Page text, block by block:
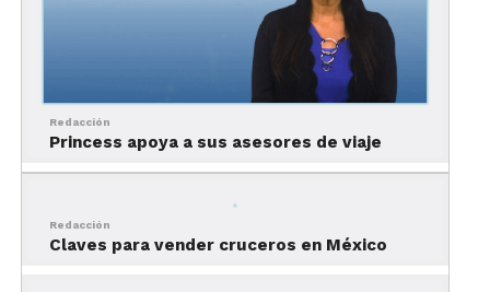
Las vacaciones son más cómodas y
, ya que se evitan filas en
migración, horas en los aeropuertos. A
bordo no hay de que preocuparse, ya
que todos se encuentran en el mismo
Los cruceros permiten que todos los
miembros de la familia disfruten del
Redacción
Princess apoya a sus asesores de viaje
Redacción
Claves para vender cruceros en México